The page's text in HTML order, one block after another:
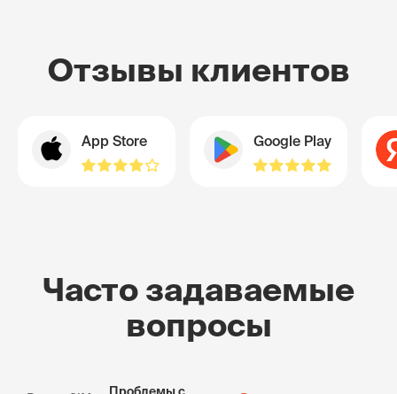
Отзывы клиентов
App Store Google Play
Часто задаваемые
вопросы